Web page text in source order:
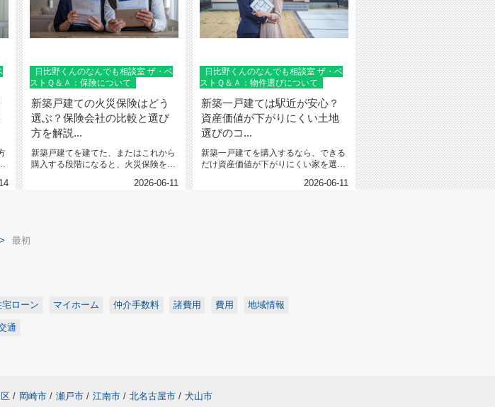
日比野くんのなんでも相談室 ザ・ベ
ストＱ＆Ａ：保険について
新築戸建ての火災保険はどう
選ぶ？保険会社の比較と選び
方を解説...
新築戸建てを建てた、またはこれから
購入する段階になると、火災保険をど
2026-06-11
日比野くんのなんでも相談室 ザ・ベ
ストＱ＆Ａ：物件選びについて
新築一戸建ては駅近が安心？
資産価値が下がりにくい土地
選びのコ...
新築一戸建てを購入するなら、できる
だけ資産価値が下がりにくい家を選び
2026-06-11
最初
宅ローン マイホーム 仲介手数料 諸費用 費用 地域情報
通
/ 岡崎市 / 瀬戸市 / 江南市 / 北名古屋市 / 犬山市